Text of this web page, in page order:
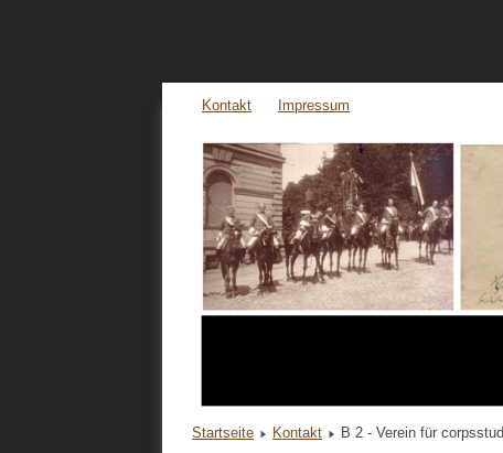
Kontakt Impressum
Startseite Kontakt B 2 - Verein für